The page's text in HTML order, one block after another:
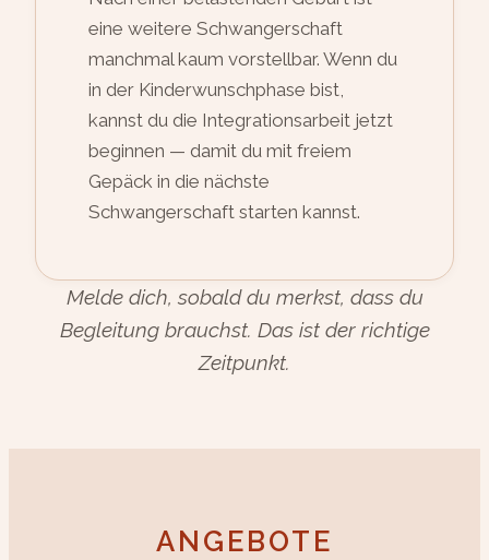
eine weitere Schwangerschaft
manchmal kaum vorstellbar. Wenn du
in der Kinderwunschphase bist,
kannst du die Integrationsarbeit jetzt
beginnen — damit du mit freiem
Gepäck in die nächste
Schwangerschaft starten kannst.
Melde dich, sobald du merkst, dass du
Begleitung brauchst. Das ist der richtige
Zeitpunkt.
ANGEBOTE